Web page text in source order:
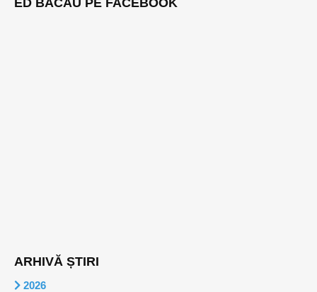
ED BACĂU PE FACEBOOK
ARHIVĂ ȘTIRI
2026